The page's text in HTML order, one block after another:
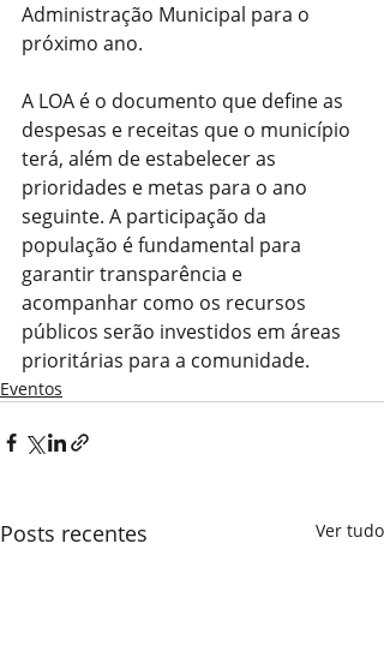
Administração Municipal para o
próximo ano.
A LOA é o documento que define as
despesas e receitas que o município
terá, além de estabelecer as
prioridades e metas para o ano
seguinte. A participação da
população é fundamental para
garantir transparência e
acompanhar como os recursos
públicos serão investidos em áreas
prioritárias para a comunidade.
Eventos
Posts recentes Ver tudo